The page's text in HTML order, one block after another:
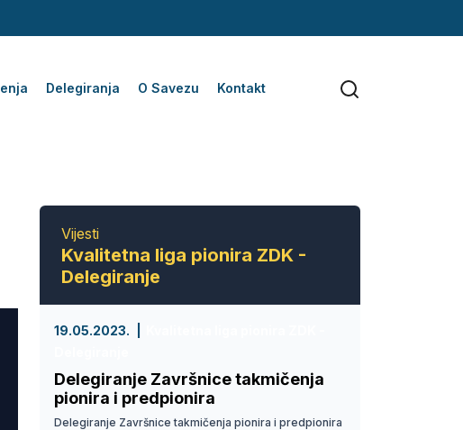
Delegiranja O Savezu Kontakt
Vijesti
Kvalitetna liga pionira ZDK -
Delegiranje
19.05.2023.
Delegiranje Završnice takmičenja
pionira i predpionira
Delegiranje Završnice takmičenja pionira i predpionira